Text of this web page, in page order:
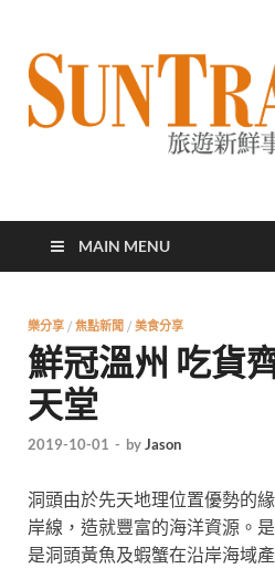
太陽網
MAIN MENU
樂分享 / 焦點新聞 / 美食分享
鮮冠溫州 吃貨
天堂
2019-10-01 - byJason
洞頭由於先天地理位置優勢的
岸線，造就豐富的海洋資源。
是洞頭黃魚及蝦蟹在沿岸海域